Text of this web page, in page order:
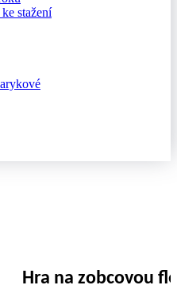
stažení
Hra na zobcovou